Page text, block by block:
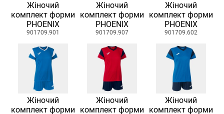
Жіночий
комплект форми
PHOENIX
901709.901
Жіночий
комплект форми
PHOENIX
901709.907
Жіночий
комплект форми
PHOENIX
901709.602
Жіночий
комплект форми
Жіночий
комплект форми
Жіночий
комплект форми